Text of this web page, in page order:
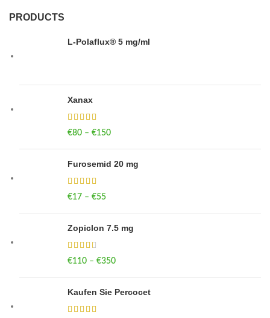
PRODUCTS
L-Polaflux® 5 mg/ml
Xanax
€80 – €150
Furosemid 20 mg
€17 – €55
Zopiclon 7.5 mg
€110 – €350
Kaufen Sie Percocet